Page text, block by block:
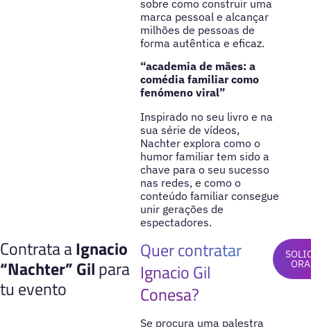
sobre como construir uma
marca pessoal e alcançar
milhões de pessoas de
forma autêntica e eficaz.
“academia de mães: a
comédia familiar como
fenómeno viral”
Inspirado no seu livro e na
sua série de vídeos,
Nachter explora como o
humor familiar tem sido a
chave para o seu sucesso
nas redes, e como o
conteúdo familiar consegue
unir gerações de
espectadores.
Contrata aIgnacio
“Nachter” Gilpara
tu evento
Quer contratar
Ignacio Gil
Conesa?
Se procura uma palestra